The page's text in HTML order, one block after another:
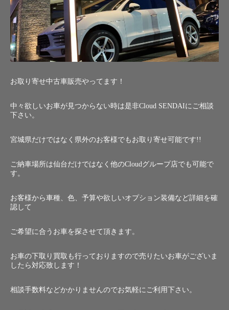
お取り寄せ中古車販売やってます！
中々欲しいお車が見つからない時は是非Cloud SENDAIにご相談
下さい。
宮城県だけではなく県外のお客様でもお取り寄せ可能です!!
ご納車場所は仙台だけではなく他のCloudグループ店でも可能で
す。
お客様から車種、色、予算や欲しいオプション装備など詳細を確
認して
ご希望に合うお車を探させて頂きます。
お車の下取り買取も行っておりますので売りたいお車がございま
したら対応致します！
相談手数料などかかりませんのでお気軽にご利用下さい。